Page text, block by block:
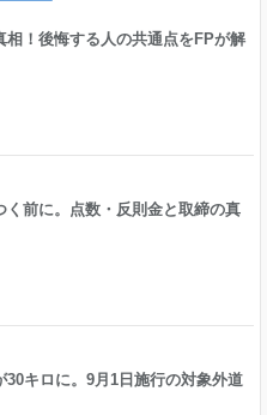
相！後悔する人の共通点をFPが解
く前に。点数・反則金と取締の真
30キロに。9月1日施行の対象外道